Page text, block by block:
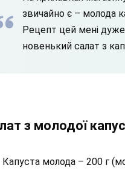
звичайно є – молода
Рецепт цей мені
новенький салат з
з молодої
Капуста молода – 200 г